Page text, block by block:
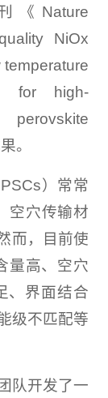
《Nature
NiOx
for high-
。
）常常
空穴传输材
而，目前使
量高、空穴
、界面结合
级不匹配等
队开发了一